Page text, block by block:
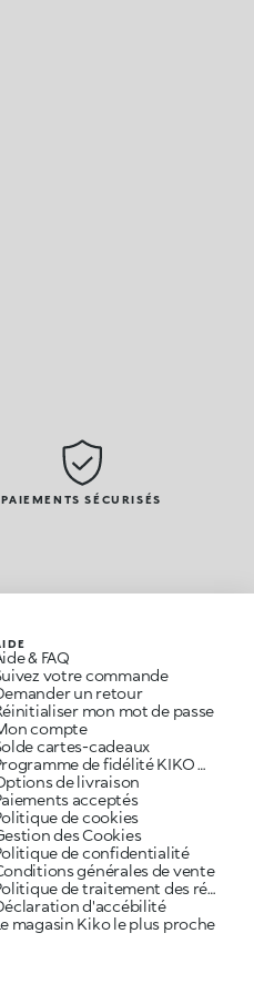
PAIEMENTS SÉCURISÉS
& FAQ
votre commande
un retour
mon mot de passe
compte
cartes-cadeaux
Programme de fidélité KIKO ME
de livraison
acceptés
de cookies
des Cookies
de confidentialité
générales de vente
Politique de traitement des réclamations
d'accébilité
magasin Kiko le plus proche